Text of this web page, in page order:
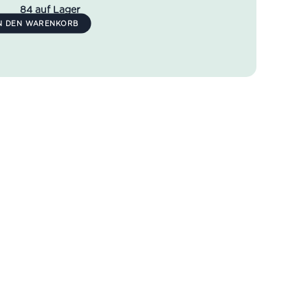
84 auf Lager
DEN WARENKORB